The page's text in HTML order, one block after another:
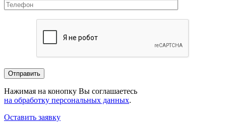
Нажимая на конопку Вы соглашаетесь
на обработку персональных данных.
Оставить заявку